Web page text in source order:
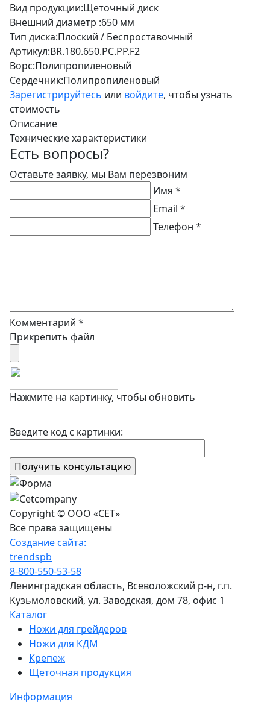
Вид продукции:Щеточный диск
Внешний диаметр :650 мм
Тип диска:Плоский / Беспроставочный
Артикул:BR.180.650.PC.PP.F2
Ворс:Полипропиленовый
Сердечник:Полипропиленовый
Зарегистрируйтесь или войдите, чтобы узнать
стоимость
Описание
Технические характеристики
Есть вопросы?
Оставьте заявку, мы Вам перезвоним
Имя *
Email *
Телефон *
Комментарий *
Прикрепить файл
Нажмите на картинку, чтобы обновить
Введите код с картинки:
Copyright © ООО «СЕТ»
Все права защищены
Создание сайта:
trendspb
8-800-550-53-58
Ленинградская область, Всеволожский р-н, г.п.
Кузьмоловский, ул. Заводская, дом 78, офис 1
Каталог
Ножи для грейдеров
Ножи для КДМ
Крепеж
Щеточная продукция
Информация